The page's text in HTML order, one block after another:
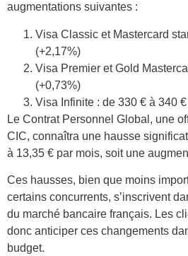
augmentations suivantes :
Visa Classic et Mastercard
(+2,17%)
Visa Premier et Gold
(+0,73%)
Visa Infinite : de 330 € à 340
Le Contrat Personnel Global, une
CIC, connaîtra une hausse
à 13,35 € par mois, soit une
Ces hausses, bien que moins
certains concurrents, s’inscrivent
du marché bancaire français. Les
donc anticiper ces changements
budget.